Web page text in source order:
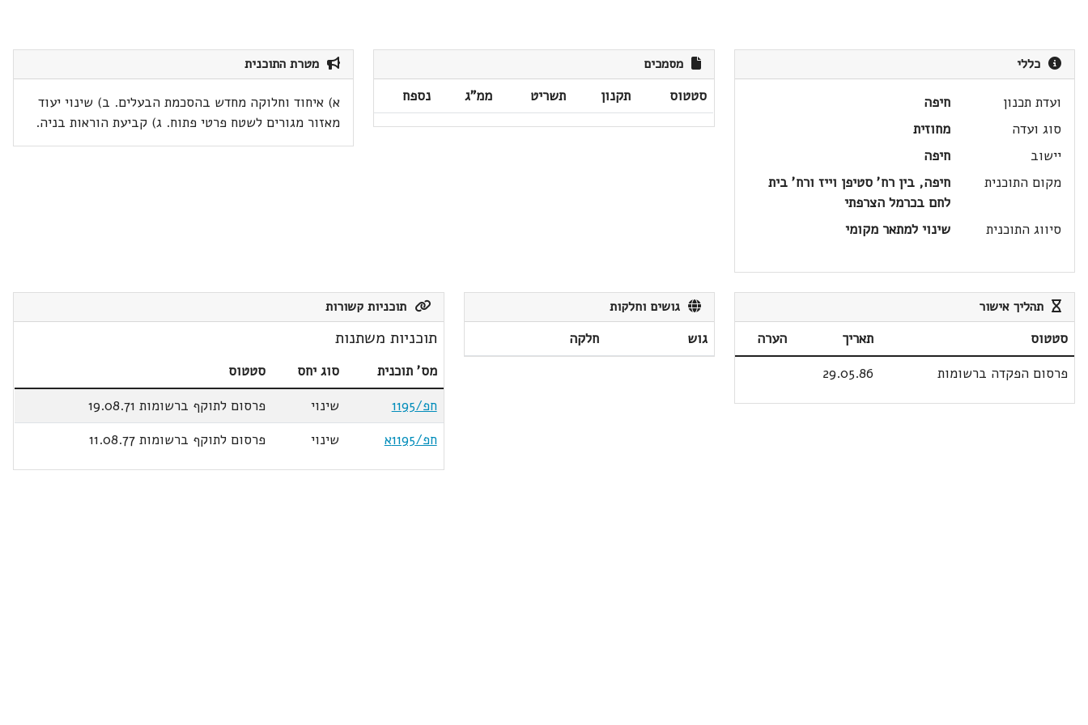
כללי
ועדת תכנון
חיפה
סוג ועדה
מחוזית
יישוב
חיפה
מקום התוכנית
חיפה, בין רח' סטיפן וייז ורח' בית
לחם בכרמל הצרפתי
סיווג התוכנית
שינוי למתאר מקומי
מסמכים
סטטוס תקנון תשריט ממ"ג נספח
מטרת התוכנית
א) איחוד וחלוקה מחדש בהסכמת הבעלים. ב) שינוי יעוד
מאזור מגורים לשטח פרטי פתוח. ג) קביעת הוראות בניה.
תהליך אישור
סטטוס תאריך
הערה
פרסום הפקדה ברשומות
29.05.86
גושים וחלקות
גוש חלקה
תוכניות קשורות
תוכניות משתנות
מס' תוכנית סוג יחס
סטטוס
חפ/1195
שינוי
פרסום לתוקף ברשומות 19.08.71
חפ/1195א
שינוי פרסום לתוקף ברשומות 11.08.77